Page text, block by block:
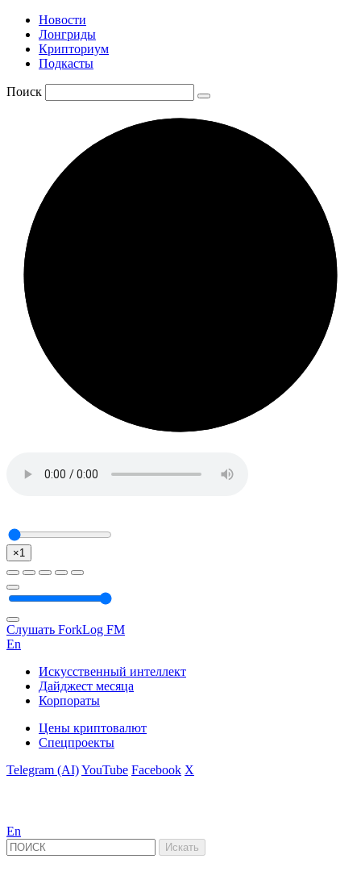
Новости
Лонгриды
Крипториум
Подкасты
Поиск
×1
Слушать ForkLog FM
En
Искусственный интеллект
Дайджест месяца
Корпораты
Цены криптовалют
Спецпроекты
Telegram (AI)YouTube Facebook X
En